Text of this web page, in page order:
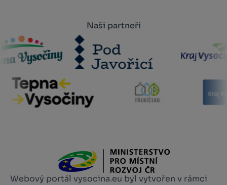
Naši partneři
Webový portál vysocina.eu byl vytvořen v rámci